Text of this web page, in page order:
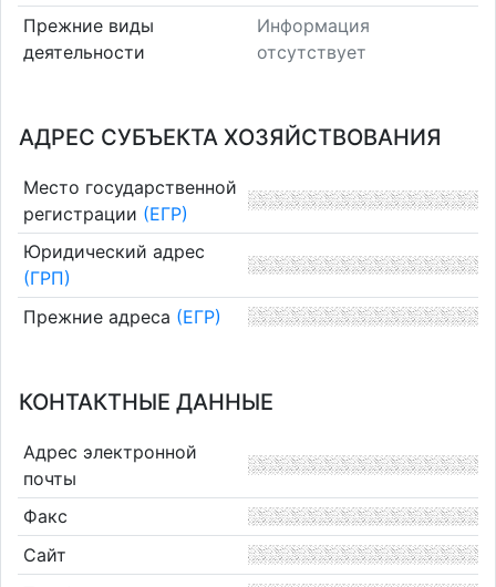
Прежние виды
деятельности
Информация
отсутствует
АДРЕС СУБЪЕКТА ХОЗЯЙСТВОВАНИЯ
Место государственной
регистрации (ЕГР)
Юридический адрес
(ГРП)
Прежние адреса (ЕГР)
КОНТАКТНЫЕ ДАННЫЕ
Адрес электронной
почты
Факс
Сайт